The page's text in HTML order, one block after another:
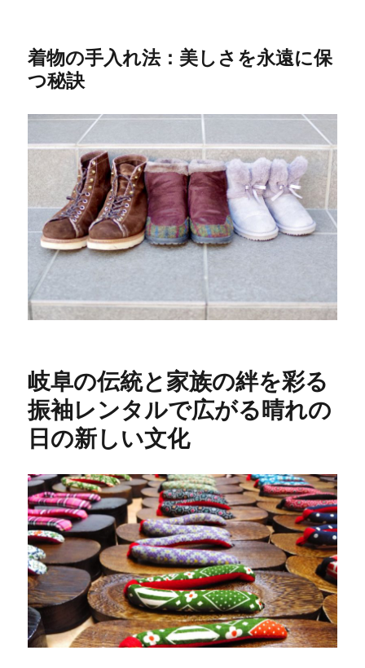
着物の手入れ法：美しさを永遠に保
つ秘訣
岐阜の伝統と家族の絆を彩る
振袖レンタルで広がる晴れの
日の新しい文化